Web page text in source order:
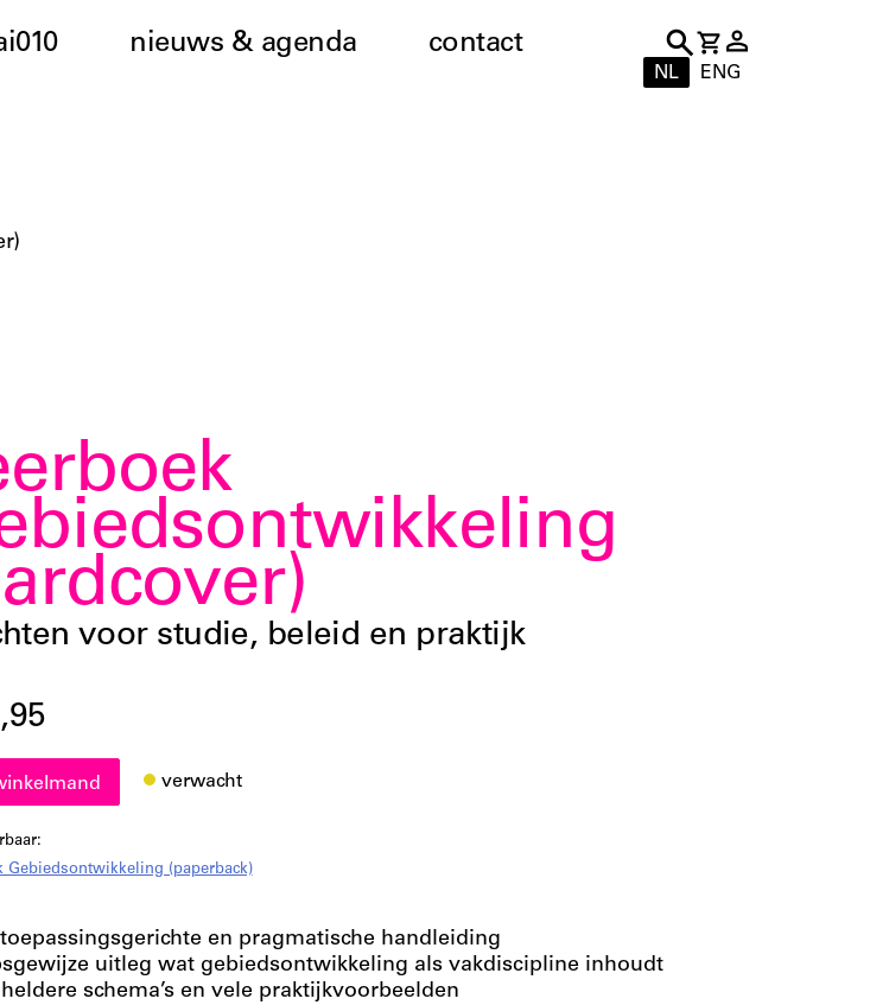
nieuws & agenda contact
NL ENG
voor studie, beleid en praktijk
verwacht
Gebiedsontwikkeling (paperback)
en pragmatische handleiding
uitleg wat gebiedsontwikkeling als vakdiscipline inhoudt
schema’s en vele praktijkvoorbeelden